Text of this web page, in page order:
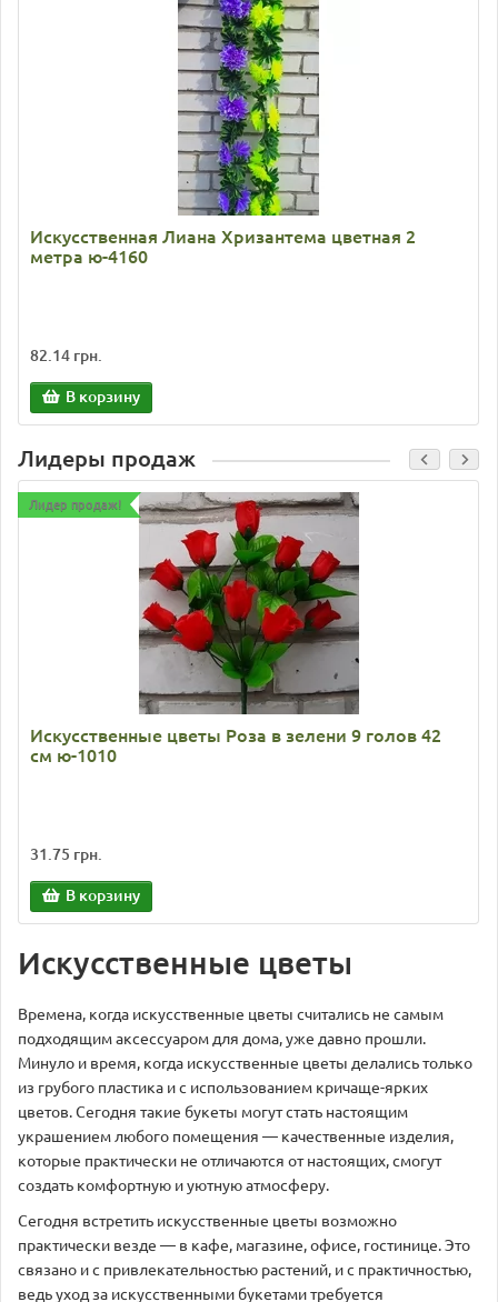
Искусственная Лиана Хризантема цветная 2
метра ю-4160
82.14 грн.
В корзину
Лидеры продаж
Лидер продаж!
Искусственные цветы Роза в зелени 9 голов 42
см ю-1010
31.75 грн.
В корзину
Искусственные цветы
Времена, когда искусственные цветы считались не самым
подходящим аксессуаром для дома, уже давно прошли.
Минуло и время, когда искусственные цветы делались только
из грубого пластика и с использованием кричаще-ярких
цветов. Сегодня такие букеты могут стать настоящим
украшением любого помещения — качественные изделия,
которые практически не отличаются от настоящих, смогут
создать комфортную и уютную атмосферу.
Сегодня встретить искусственные цветы возможно
практически везде — в кафе, магазине, офисе, гостинице. Это
связано и с привлекательностью растений, и с практичностью,
ведь уход за искусственными букетами требуется